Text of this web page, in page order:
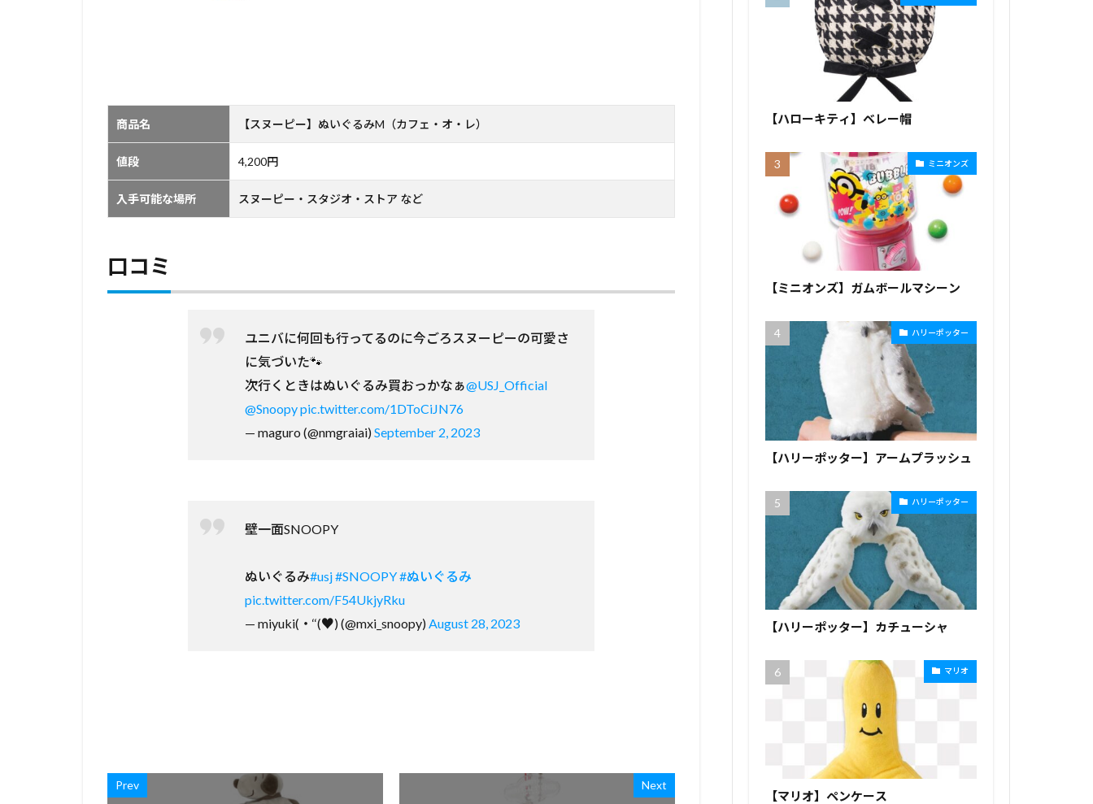
商品名 【スヌーピー】ぬいぐるみM（カフェ・オ・レ）
値段 4,200円
入手可能な場所 スヌーピー・スタジオ・ストア など
口コミ
ユニバに何回も行ってるのに今ごろスヌーピーの可愛さ
に気づいた🐾
次行くときはぬいぐるみ買おっかなぁ@USJ_Official
@Snoopypic.twitter.com/1DToCiJN76
— maguro (@nmgraiai)September 2, 2023
壁一面SNOOPY
ぬいぐるみ#usj#SNOOPY#ぬいぐるみ
pic.twitter.com/F54UkjyRku
— miyuki(・‘‘(♥) (@mxi_snoopy) August 28, 2023
Prev Next
【ハローキティ】ベレー帽
ミニオンズ
【ミニオンズ】ガムボールマシーン
ハリーポッター
【ハリーポッター】アームプラッシュ
ハリーポッター
【ハリーポッター】カチューシャ
マリオ
【マリオ】ペンケース